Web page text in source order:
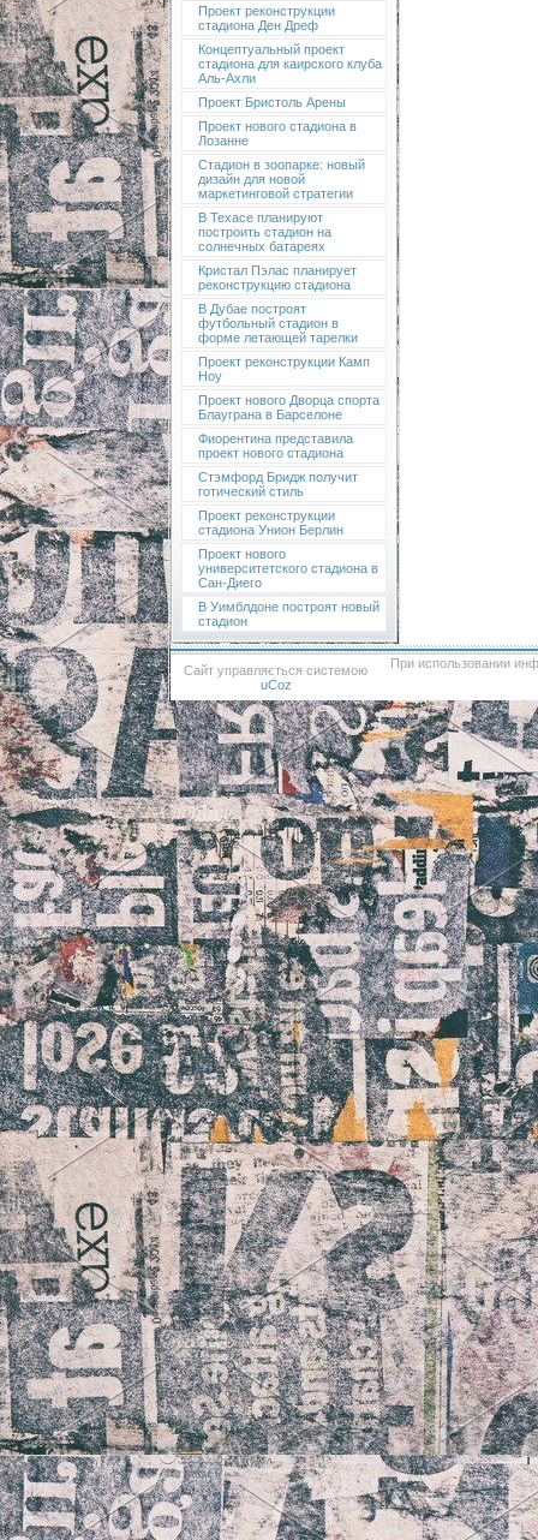
Проект реконструкции
стадиона Ден Дреф
Концептуальный проект
стадиона для каирского клуба
Аль-Ахли
Проект Бристоль Арены
Проект нового стадиона в
Лозанне
Стадион в зоопарке: новый
дизайн для новой
маркетинговой стратегии
В Техасе планируют
построить стадион на
солнечных батареях
Кристал Пэлас планирует
реконструкцию стадиона
В Дубае построят
футбольный стадион в
форме летающей тарелки
Проект реконструкции Камп
Ноу
Проект нового Дворца спорта
Блауграна в Барселоне
Фиорентина представила
проект нового стадиона
Стэмфорд Бридж получит
готический стиль
Проект реконструкции
стадиона Унион Берлин
Проект нового
университетского стадиона в
Сан-Диего
В Уимблдоне построят новый
стадион
Сайт управляється системою
uCoz
При использовании